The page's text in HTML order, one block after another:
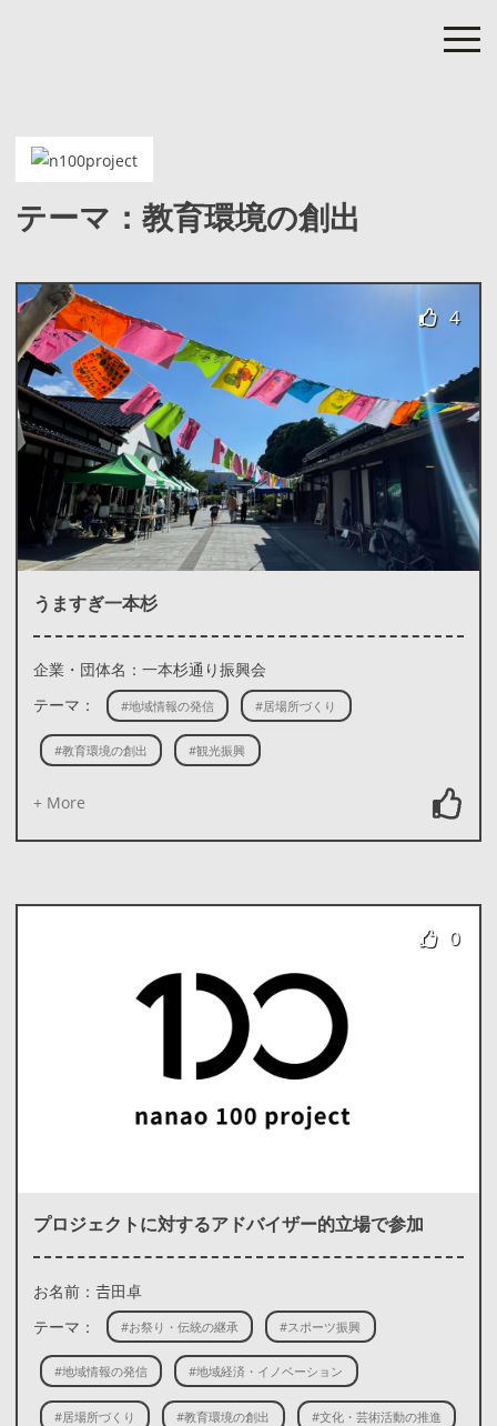
テーマ：教育環境の創出
4
うますぎ一本杉
企業・団体名：一本杉通り振興会
テーマ：
#地域情報の発信 #居場所づくり
#教育環境の創出 #観光振興
+ More
0
プロジェクトに対するアドバイザー的立場で参加
お名前：𠮷田卓
テーマ：
#お祭り・伝統の継承 #スポーツ振興
#地域情報の発信 #地域経済・イノベーション
#居場所づくり #教育環境の創出 #文化・芸術活動の推進